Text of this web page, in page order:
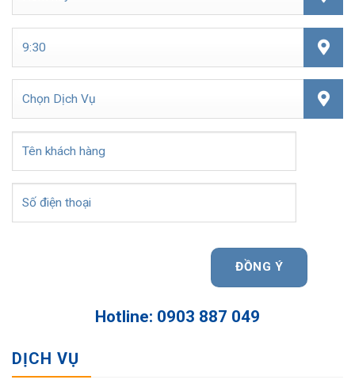
Hotline: 0903 887 049
DỊCH VỤ